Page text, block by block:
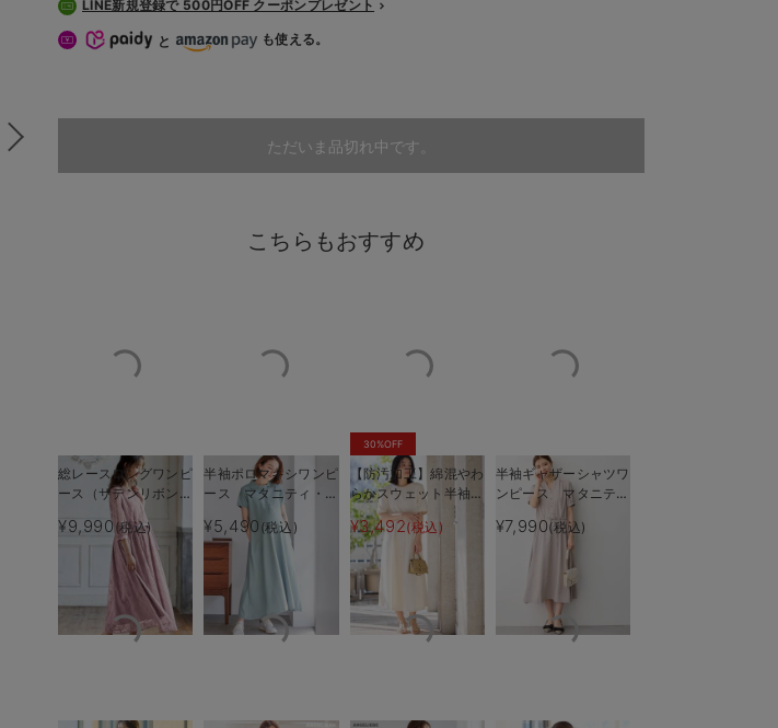
授乳口が外側にないのでマタニティウェアに見えない
LINE新規登録で 500円OFF クーポンプレゼント
と も使える。
ただいま品切れ中です。
こちらもおすすめ
総レースロングワンピ
ース（サテンリボンベ
ルト付） マタニテ
ィ・授乳服【出産後も
長く使える】
¥9,990(税込)
半袖ポロマキシワンピ
ース マタニティ・授
乳服【出産後も長く使
える】
¥5,490 (税込)
30%OFF
【防汚加工】綿混やわ
らかスウェット半袖フ
レアワンピース マタ
ニティ・産後【出産後
も長く使える】
¥3,492(税込)
半袖ギャザーシャツワ
ンピース マタニテ
ィ・産後授乳服【出産
後も長く使える】
¥7,990(税込)